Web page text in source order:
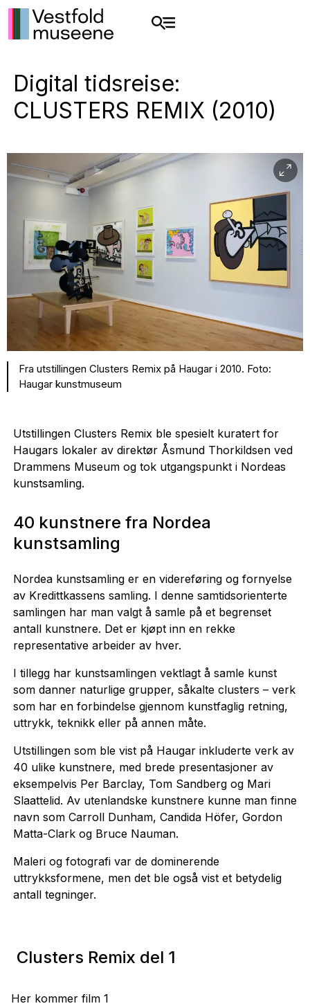
Digital tidsreise:
CLUSTERS REMIX (2010)
Fra utstillingen Clusters Remix på Haugar i 2010. Foto:
Haugar kunstmuseum
Utstillingen Clusters Remix ble spesielt kuratert for
Haugars lokaler av direktør Åsmund Thorkildsen ved
Drammens Museum og tok utgangspunkt i Nordeas
kunstsamling.
40 kunstnere fra Nordea
kunstsamling
Nordea kunstsamling er en videreføring og fornyelse
av Kredittkassens samling. I denne samtidsorienterte
samlingen har man valgt å samle på et begrenset
antall kunstnere. Det er kjøpt inn en rekke
representative arbeider av hver.
I tillegg har kunstsamlingen vektlagt å samle kunst
som danner naturlige grupper, såkalte clusters – verk
som har en forbindelse gjennom kunstfaglig retning,
uttrykk, teknikk eller på annen måte.
Utstillingen som ble vist på Haugar inkluderte verk av
40 ulike kunstnere, med brede presentasjoner av
eksempelvis Per Barclay, Tom Sandberg og Mari
Slaattelid. Av utenlandske kunstnere kunne man finne
navn som Carroll Dunham, Candida Höfer, Gordon
Matta-Clark og Bruce Nauman.
Maleri og fotografi var de dominerende
uttrykksformene, men det ble også vist et betydelig
antall tegninger.
Clusters Remix del 1
Her kommer film 1